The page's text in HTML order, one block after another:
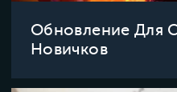
Обновление Для
Новичков